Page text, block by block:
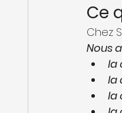
Ce
Chez
Nous
la
la
la